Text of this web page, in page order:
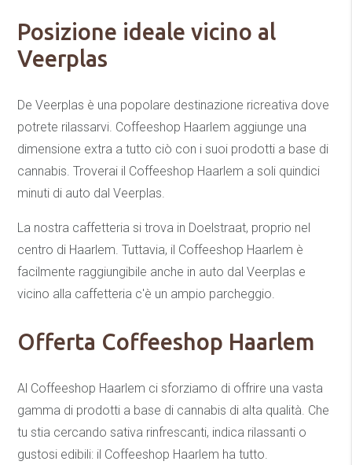
Posizione ideale vicino al
Veerplas
De Veerplas è una popolare destinazione ricreativa dove
potrete rilassarvi. Coffeeshop Haarlem aggiunge una
dimensione extra a tutto ciò con i suoi prodotti a base di
cannabis. Troverai il Coffeeshop Haarlem a soli quindici
minuti di auto dal Veerplas.
La nostra caffetteria si trova in Doelstraat, proprio nel
centro di Haarlem. Tuttavia, il Coffeeshop Haarlem è
facilmente raggiungibile anche in auto dal Veerplas e
vicino alla caffetteria c'è un ampio parcheggio.
Offerta Coffeeshop Haarlem
Al Coffeeshop Haarlem ci sforziamo di offrire una vasta
gamma di prodotti a base di cannabis di alta qualità. Che
tu stia cercando sativa rinfrescanti, indica rilassanti o
gustosi edibili: il Coffeeshop Haarlem ha tutto.